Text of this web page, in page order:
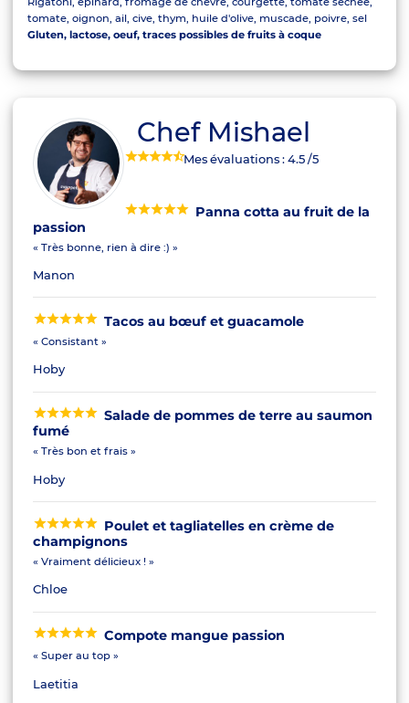
tomate, oignon, ail, cive, thym, huile d'olive, muscade, poivre, sel
Gluten, lactose, oeuf, traces possibles de fruits à coque
Chef Mishael
Mes évaluations :4.5/5
Panna cotta au fruit de la
passion
« Très bonne, rien à dire :) »
Manon
Tacos au bœuf et guacamole
« Consistant »
Hoby
Salade de pommes de terre au saumon
fumé
« Très bon et frais »
Hoby
Poulet et tagliatelles en crème de
champignons
« Vraiment délicieux ! »
Chloe
Compote mangue passion
« Super au top »
Laetitia